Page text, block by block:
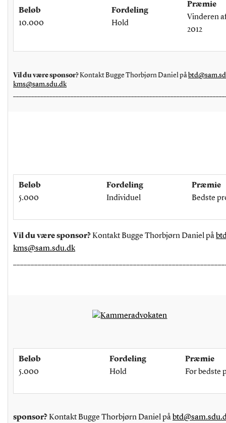
Beløb
10.000
Fordeling
Hold
Præmie
Vinderen
2012
Vil du være sponsor?Kontakt Bugge Thorbjørn Daniel på
kms@sam.sdu.dk
Beløb
5.000
Fordeling
Individuel
Præmie
Bedste
Vil du være sponsor?Kontakt Bugge Thorbjørn Daniel på
kms@sam.sdu.dk
Beløb
5.000
Fordeling
Hold
Præmie
For bedste
sponsor?Kontakt Bugge Thorbjørn Daniel på